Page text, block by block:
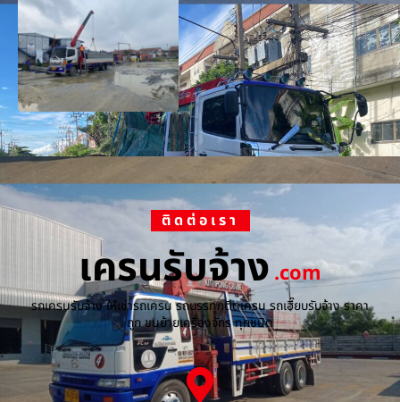
ติดต่อเรา
เครนรับจ้าง.com
รถเครนรับจ้าง ให้เช่ารถเครน รถบรรทุกติดเครน รถเฮี๊ยบรับจ้าง ราคา
ถูก ขนย้ายเครื่องจักร ทุกชนิด